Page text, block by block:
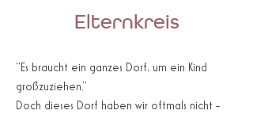
Elternkreis
"Es braucht ein ganzes Dorf, um ein Kind
großzuziehen."
Doch dieses Dorf haben wir oftmals nicht -